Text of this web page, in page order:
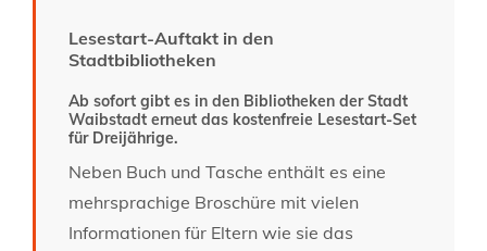
Lesestart-Auftakt in den
Stadtbibliotheken
Ab sofort gibt es in den Bibliotheken der Stadt
Waibstadt erneut das kostenfreie Lesestart-Set
für Dreijährige.
Neben Buch und Tasche enthält es eine
mehrsprachige Broschüre mit vielen
Informationen für Eltern wie sie das